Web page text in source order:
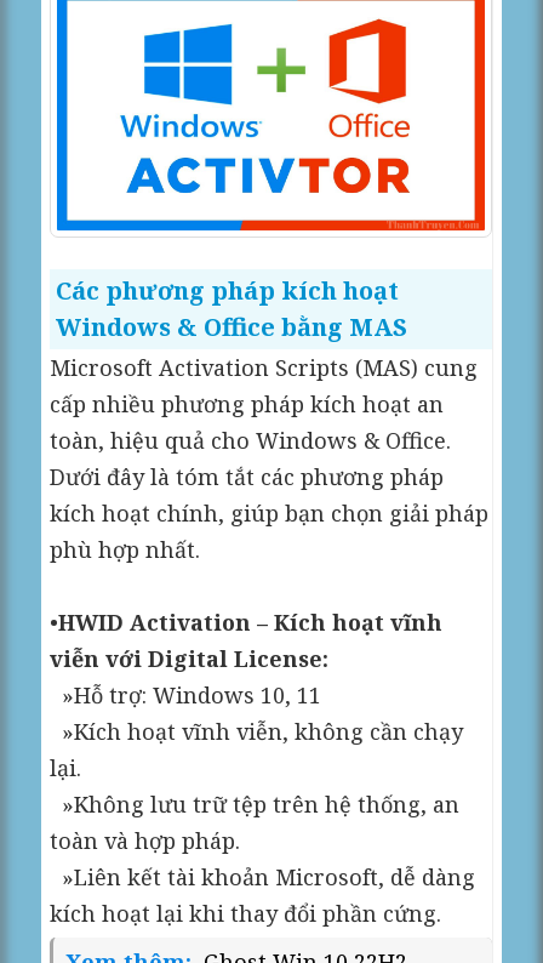
Các phương pháp kích hoạt
Windows & Office bằng MAS
Microsoft Activation Scripts (MAS) cung
cấp nhiều phương pháp kích hoạt an
toàn, hiệu quả cho Windows & Office.
Dưới đây là tóm tắt các phương pháp
kích hoạt chính, giúp bạn chọn giải pháp
phù hợp nhất.
•HWID Activation – Kích hoạt vĩnh
viễn với Digital License:
»Hỗ trợ: Windows 10, 11
»Kích hoạt vĩnh viễn, không cần chạy
lại.
»Không lưu trữ tệp trên hệ thống, an
toàn và hợp pháp.
»Liên kết tài khoản Microsoft, dễ dàng
kích hoạt lại khi thay đổi phần cứng.